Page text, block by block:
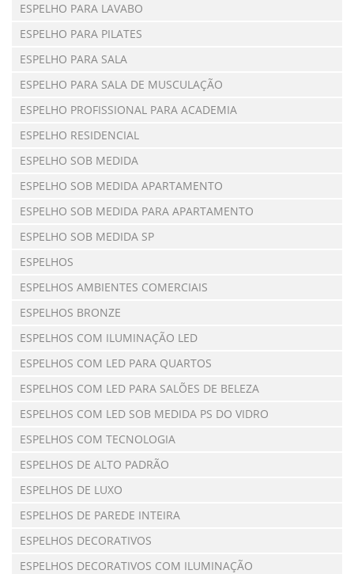
ESPELHO PARA LAVABO
ESPELHO PARA PILATES
ESPELHO PARA SALA
ESPELHO PARA SALA DE MUSCULAÇÃO
ESPELHO PROFISSIONAL PARA ACADEMIA
ESPELHO RESIDENCIAL
ESPELHO SOB MEDIDA
ESPELHO SOB MEDIDA APARTAMENTO
ESPELHO SOB MEDIDA PARA APARTAMENTO
ESPELHO SOB MEDIDA SP
ESPELHOS
ESPELHOS AMBIENTES COMERCIAIS
ESPELHOS BRONZE
ESPELHOS COM ILUMINAÇÃO LED
ESPELHOS COM LED PARA QUARTOS
ESPELHOS COM LED PARA SALÕES DE BELEZA
ESPELHOS COM LED SOB MEDIDA PS DO VIDRO
ESPELHOS COM TECNOLOGIA
ESPELHOS DE ALTO PADRÃO
ESPELHOS DE LUXO
ESPELHOS DE PAREDE INTEIRA
ESPELHOS DECORATIVOS
ESPELHOS DECORATIVOS COM ILUMINAÇÃO